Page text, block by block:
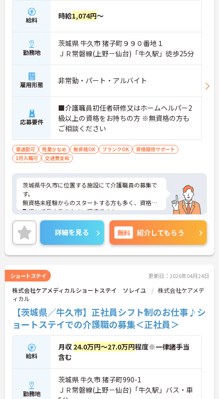
給料 時給1,074円～
勤務地
茨城県 牛久市 猪子町９９０番地１
ＪＲ常磐線(上野－仙台)「牛久駅」徒歩25分
雇用形態 非常勤・パート・アルバイト
応募要件
■介護職員初任者研修又はホームヘルパー2
級以上の資格をお持ちの方 ※無資格の方も
ご相談ください
車通勤可 残業少なめ 無資格OK ブランクOK
資格取得サポート
1月入職可
交通費支給
茨城県牛久市に位置する施設にて介護職員の募集で
す。
無資格未経験からのスタートする方も多く、資格を
取得して長く働きやすい環境です！
また、夜勤もないシフト制ですので、プライベート
との両立もしやすくおすすめです！
詳細を見る 無料 紹介してもらう
ショートステイ 更新日：2026年04月24日
株式会社ケアメディカルショートステイ ソレイユ
株式会社ケアメデ
ィカル
【茨城県／牛久市】正社員シフト制のお仕事♪シ
ョートステイでの介護職の募集＜正社員＞
給料
月収 24.0万円～27.0万円程度※一律諸手当
含む
勤務地
茨城県 牛久市 猪子町990-1
ＪＲ常磐線(上野－仙台)「牛久駅」バス・車